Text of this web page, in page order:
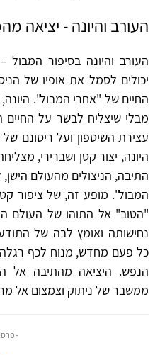
העורב והיונה - יציאה
העורב והיונה בסיפור המבול
יכולים לסמל את אופיו של
החיים של "אחרי המבול". היונה,
מבלי שיצליח לבשר על
עצירת השיטפון ועל ריסונם של
היונה, יצור קטן ושברירי,
התיבה, הניצולים מהעולם
המבול". מופע זה, של ציפור
"הטוב" אל התוהו של העולם
נחישותה ואומץ לבה של
כל פעם מחדש, מנוח לכף
הנפש. היציאה מהתיבה אל
ממשבר של ניתוק וצמצום אל
-